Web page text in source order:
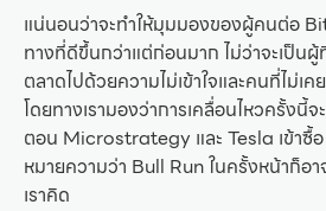
แน่นอนว่าจะทำให้มุมมองของผู้คนต่อ
ทางที่ดีขึ้นกว่าแต่ก่อนมาก ไม่ว่าจะเป็นผู้
ตลาดไปด้วยความไม่เข้าใจและคนที่ไม่เ
โดยทางเรามองว่าการเคลื่อนไหวครั้งนี้
ตอน Microstrategy และ Tesla เข้าซื้
หมายความว่า Bull Run ในครั้งหน้าก็อ
เราคิด